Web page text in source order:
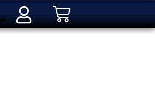
Kosár